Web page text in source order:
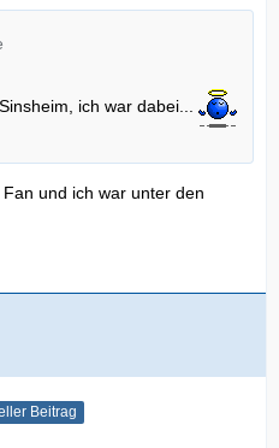
ich war dabei...
und ich war unter den
Beitrag